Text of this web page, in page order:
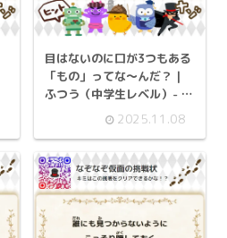
目はないのに口が3つもある
「もの」ってな～んだ？ |
ふつう（中学生レベル）- 挑
2025.11.08